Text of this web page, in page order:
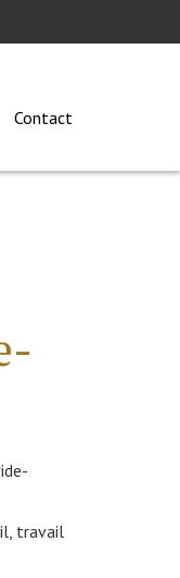
Contact
travail